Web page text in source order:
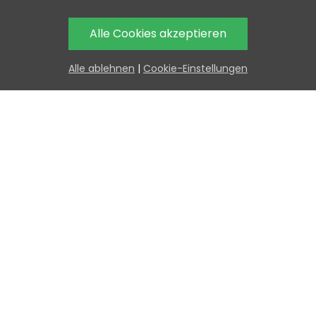
Brauchen Sie Hilfe?
Oder rufen Sie uns
und bestellen Sie
Alle Cookies akzeptieren
Alle ablehnen | Cookie-Einstellungen